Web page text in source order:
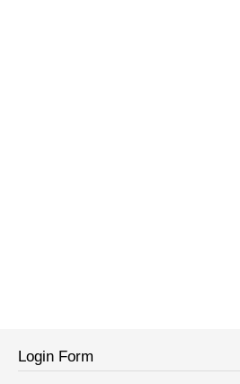
Login Form